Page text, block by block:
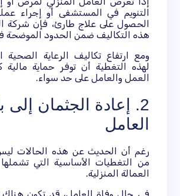
التنويم في المستشفى أو إجراء
الحصول على علاج طارئ، فإن شركة
هذه التكاليف ضمن الحدود الموضحة
ومع ارتفاع تكاليف الرعاية الصحية
لهذه التغطية أن توفر حماية
العمل والعامل على حد سواء.
2. إعادة الجثمان إلى
العامل
رغم أن الحديث عن هذه الحالات
من التغطيات الأساسية التي
العمالة المنزلية.